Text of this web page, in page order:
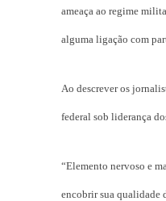
ameaça ao regime
alguma ligação com
Ao descrever os
federal sob liderança
“Elemento nervoso e
encobrir sua qualidade